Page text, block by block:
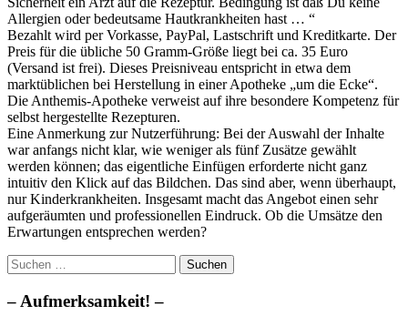
Allergien oder bedeutsame Hautkrankheiten hast … “
Bezahlt wird per Vorkasse, PayPal, Lastschrift und Kreditkarte. Der
Preis für die übliche 50 Gramm-Größe liegt bei ca. 35 Euro
(Versand ist frei). Dieses Preisniveau entspricht in etwa dem
marktüblichen bei Herstellung in einer Apotheke „um die Ecke“.
Die Anthemis-Apotheke verweist auf ihre besondere Kompetenz für
selbst hergestellte Rezepturen.
Eine Anmerkung zur Nutzerführung: Bei der Auswahl der Inhalte
war anfangs nicht klar, wie weniger als fünf Zusätze gewählt
werden können; das eigentliche Einfügen erforderte nicht ganz
intuitiv den Klick auf das Bildchen. Das sind aber, wenn überhaupt,
nur Kinderkrankheiten. Insgesamt macht das Angebot einen sehr
aufgeräumten und professionellen Eindruck. Ob die Umsätze den
Erwartungen entsprechen werden?
Suchen
nach:
– Aufmerksamkeit! –